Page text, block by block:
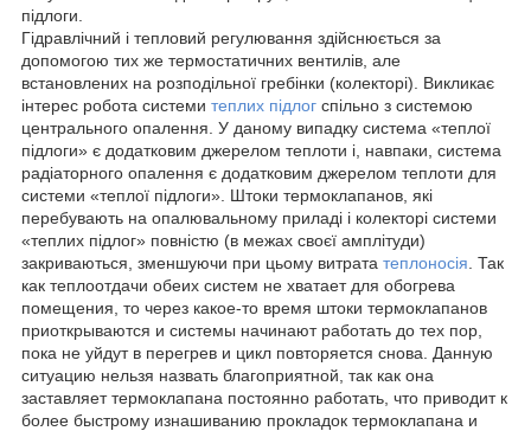
підлоги.
Гідравлічний і тепловий регулювання здійснюється за
допомогою тих же термостатичних вентилів, але
встановлених на розподільної гребінки (колекторі). Викликає
інтерес робота системи теплих підлог спільно з системою
центрального опалення. У даному випадку система «теплої
підлоги» є додатковим джерелом теплоти і, навпаки, система
радіаторного опалення є додатковим джерелом теплоти для
системи «теплої підлоги». Штоки термоклапанов, які
перебувають на опалювальному приладі і колекторі системи
«теплих підлог» повністю (в межах своєї амплітуди)
закриваються, зменшуючи при цьому витрата теплоносія . Так
как теплоотдачи обеих систем не хватает для обогрева
помещения, то через какое-то время штоки термоклапанов
приоткрываются и системы начинают работать до тех пор,
пока не уйдут в перегрев и цикл повторяется снова. Данную
ситуацию нельзя назвать благоприятной, так как она
заставляет термоклапана постоянно работать, что приводит к
более быстрому изнашиванию прокладок термоклапана и